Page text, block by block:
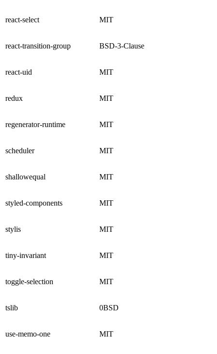
react-select MIT
react-transition-group BSD-3-Clause
react-uid MIT
redux MIT
regenerator-runtime MIT
scheduler MIT
shallowequal MIT
styled-components MIT
stylis MIT
tiny-invariant MIT
toggle-selection MIT
tslib 0BSD
use-memo-one MIT